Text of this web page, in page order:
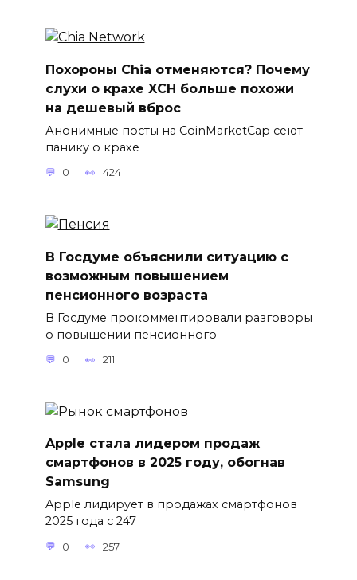
Похороны Chia отменяются? Почему
слухи о крахе XCH больше похожи
на дешевый вброс
Анонимные посты на CoinMarketCap сеют
панику о крахе
0 424
В Госдуме объяснили ситуацию с
возможным повышением
пенсионного возраста
В Госдуме прокомментировали разговоры
о повышении пенсионного
0 211
Apple стала лидером продаж
смартфонов в 2025 году, обогнав
Samsung
Apple лидирует в продажах смартфонов
2025 года с 247
0 257